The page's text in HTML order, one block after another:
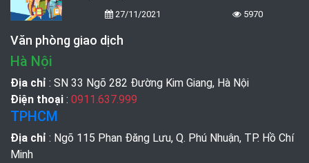
27/11/2021 5970
Văn phòng giao dịch
Hà Nội
Địa chỉ : SN 33 Ngõ 282 Đường Kim Giang, Hà Nội
Điện thoại : 0911.637.999
TPHCM
Địa chỉ : Ngõ 115 Phan Đăng Lưu, Q. Phú Nhuận, TP. Hồ Chí
Minh